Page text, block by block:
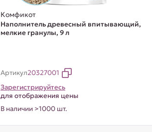
Комфикот
Наполнитель древесный впитывающий,
мелкие гранулы, 9 л
Артикул20327001
Зарегистрируйтесь
для отображения цены
В наличии >1000 шт.